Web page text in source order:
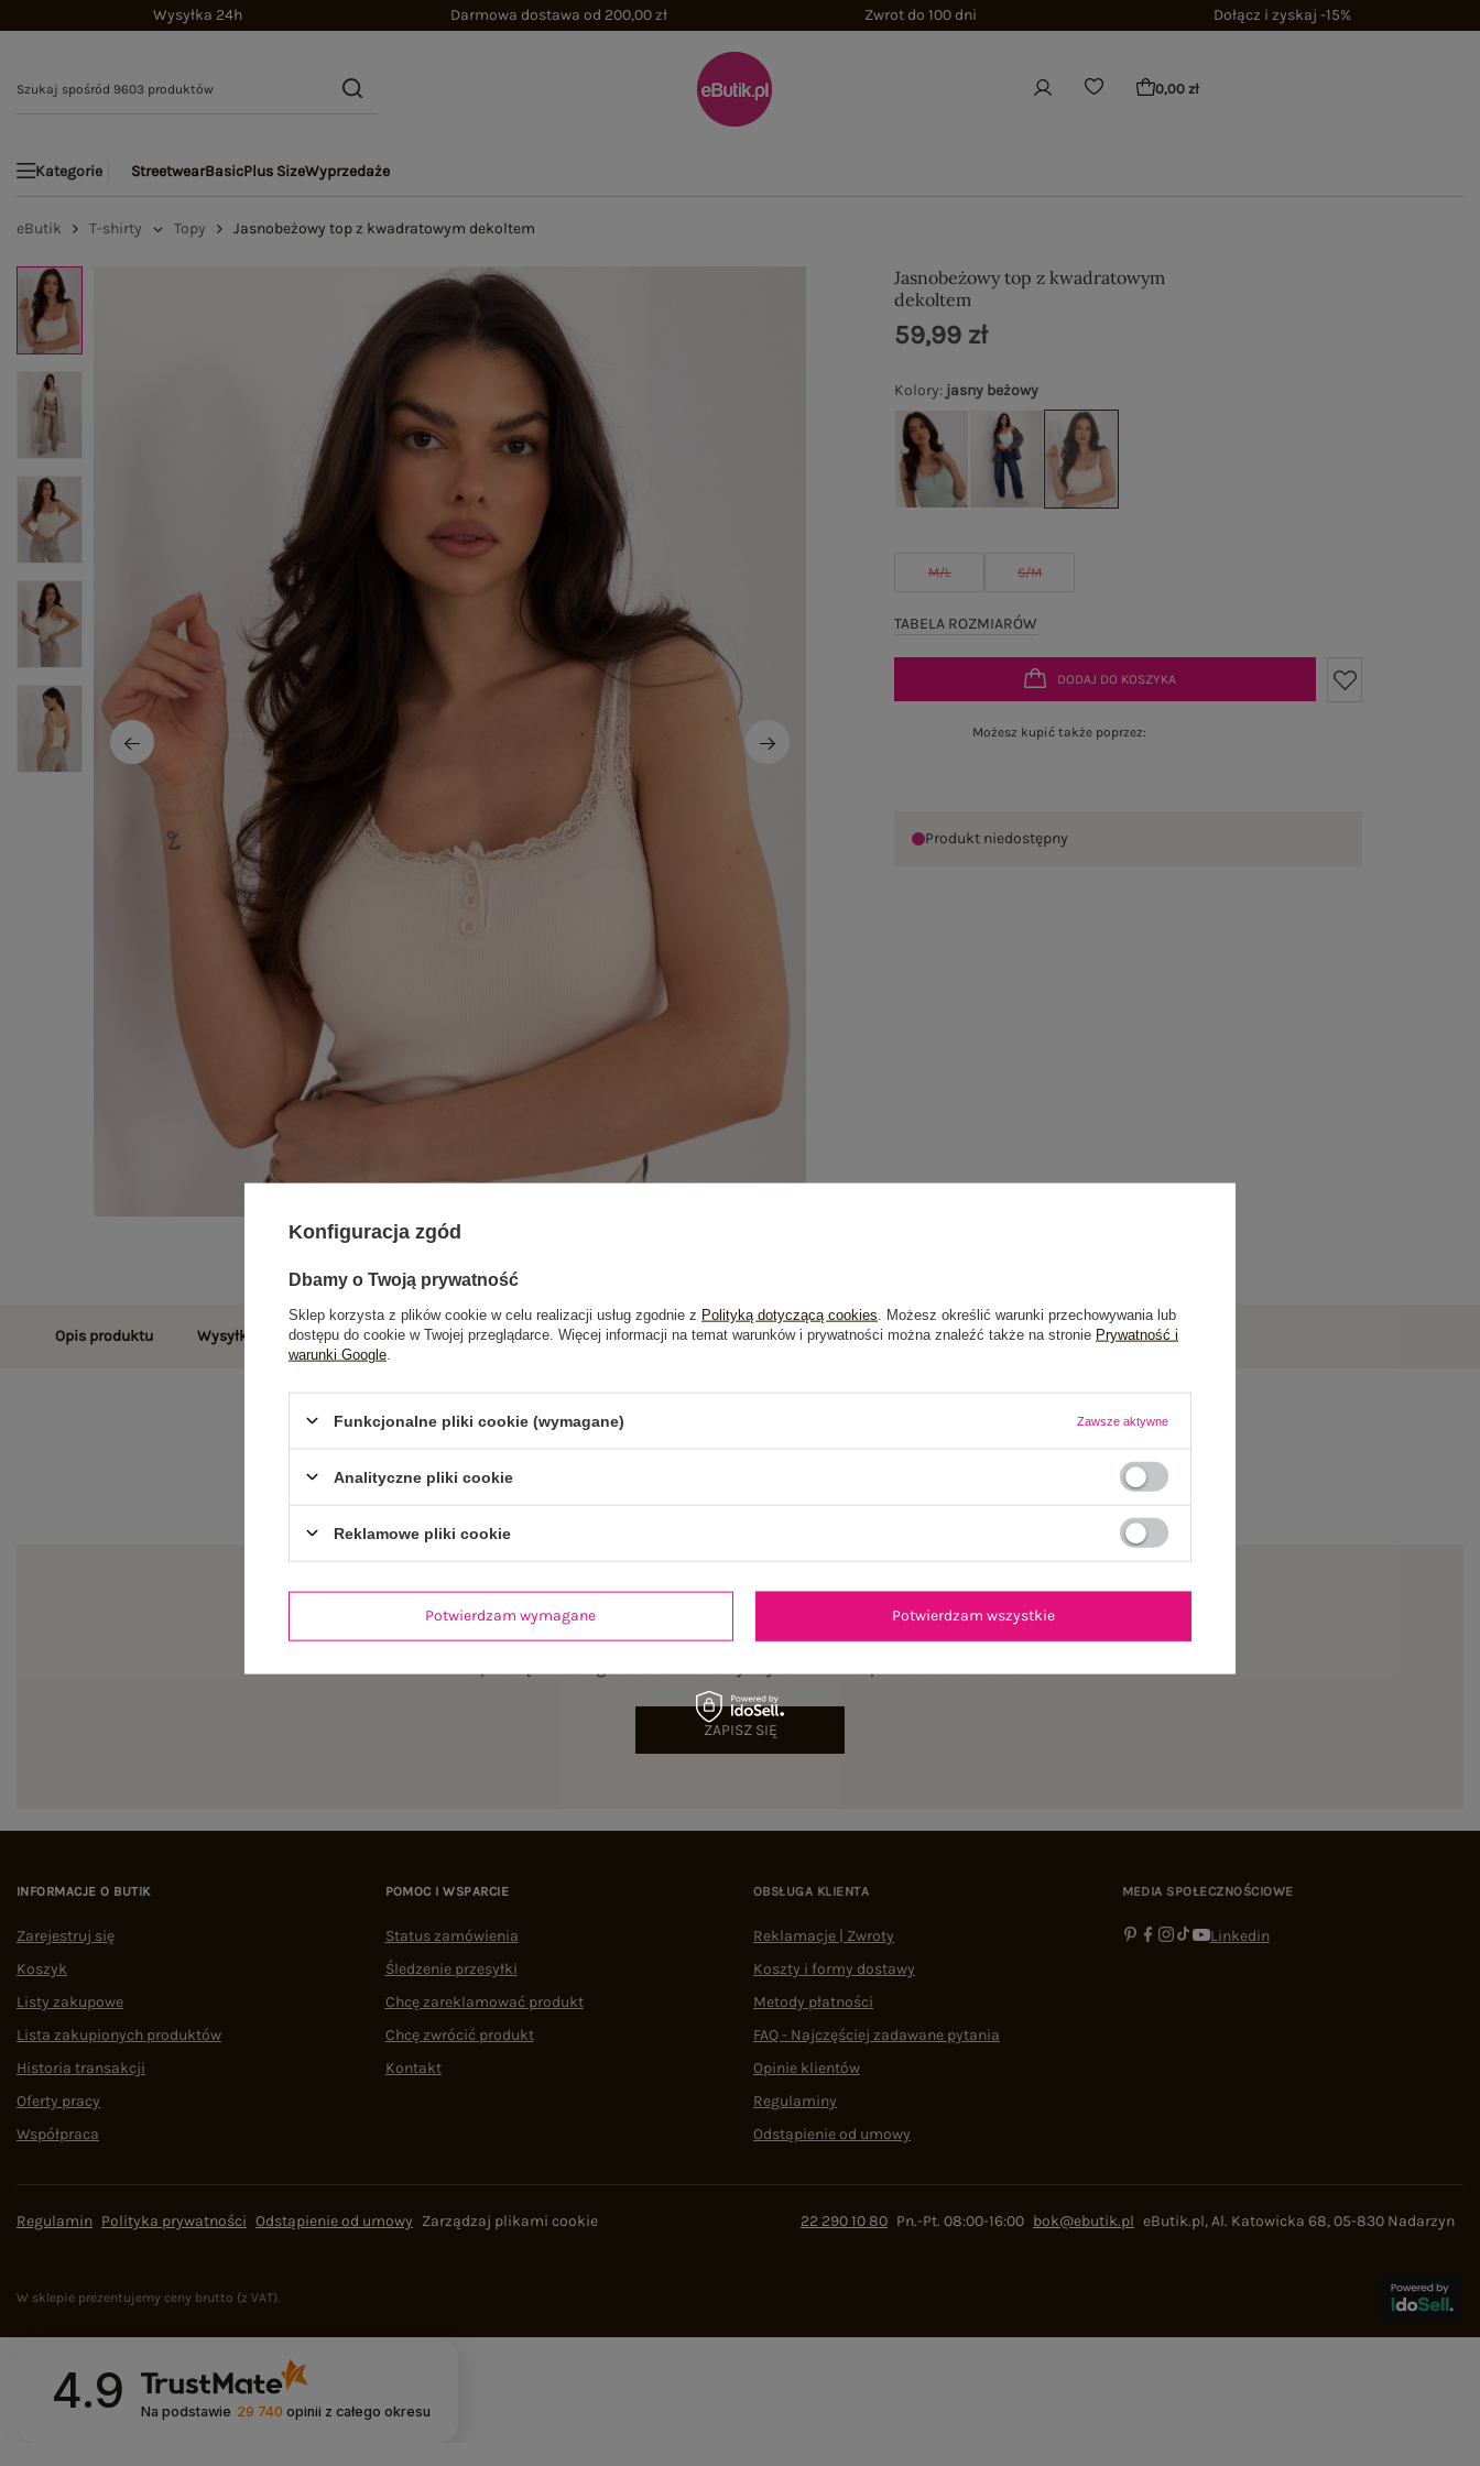
Wysyłka 24h Darmowa dostawa od 200,00 zł Zwrot do 100 dni Dołącz i zyskaj -15%
0,00 zł
Kategorie StreetwearBasicPlus SizeWyprzedaże
eButik T-shirty Topy Jasnobeżowy top z kwadratowym dekoltem
Jasnobeżowy top z kwadratowym
dekoltem
Kolory: jasny beżowy
M/L S/M
TABELA ROZMIARÓW
59,99 zł
DODAJ DO KOSZYKA
Możesz kupić także poprzez:
Produkt niedostępny
Opis produktu Wysyłka i dostawa Zwroty i reklamacje Opinie o produkcie(0)
ZAPISZ SIĘ
INFORMACJE O BUTIK
Zarejestruj się
Koszyk
Listy zakupowe
Lista zakupionych produktów
Historia transakcji
Oferty pracy
Współpraca
POMOC I WSPARCIE
Status zamówienia
Śledzenie przesyłki
Chcę zareklamować produkt
Chcę zwrócić produkt
Kontakt
OBSŁUGA KLIENTA
Reklamacje | Zwroty
Koszty i formy dostawy
Metody płatności
FAQ - Najczęściej zadawane pytania
Opinie klientów
Regulaminy
Odstąpienie od umowy
MEDIA SPOŁECZNOŚCIOWE
Linkedin
Regulamin Polityka prywatności Odstąpienie od umowy Zarządzaj plikami cookie 22 290 10 80 Pn.-Pt. 08:00-16:00 bok@ebutik.pl eButik.pl,Al. Katowicka 68,05-830 Nadarzyn
W sklepie prezentujemy ceny brutto (z VAT).
4.9 Na podstawie 29 740 opinii z całego okresu
Konfiguracja zgód
Dbamy o Twoją prywatność
Sklep korzysta z plików cookie w celu realizacji usług zgodnie z Polityką dotyczącą cookies . Możesz określić warunki przechowywania lub
dostępu do cookie w Twojej przeglądarce. Więcej informacji na temat warunków i prywatności można znaleźć także na stronie Prywatność i
warunki Google
Funkcjonalne pliki cookie (wymagane) Zawsze aktywne
Analityczne pliki cookie
Reklamowe pliki cookie
Potwierdzam wymagane Potwierdzam wszystkie